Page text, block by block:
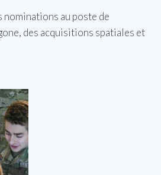
nominations au poste de
des acquisitions spatiales et